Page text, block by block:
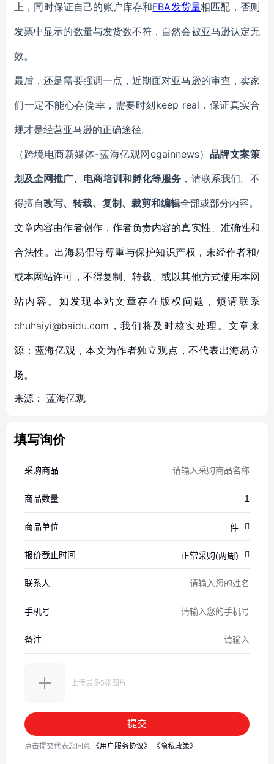
上，同时保证自己的账户库存和FBA发货量相匹配，否则
发票中显示的数量与发货数不符，自然会被亚马逊认定无
效。
最后，还是需要强调一点，近期面对亚马逊的审查，卖家
们一定不能心存侥幸，需要时刻keep real，保证真实合
规才是经营亚马逊的正确途径。
（跨境电商新媒体-蓝海亿观网egainnews） 品牌文案策
划及全网推广、电商培训和孵化等服务 ，请联系我们。不
得擅自改写、转载、复制、裁剪和编辑全部或部分内容。
文章内容由作者创作，作者负责内容的真实性、准确性和
合法性。出海易倡导尊重与保护知识产权，未经作者和/
或本网站许可，不得复制、转载、或以其他方式使用本网
站内容。如发现本站文章存在版权问题，烦请联系
chuhaiyi@baidu.com，我们将及时核实处理。文章来
源：蓝海亿观，本文为作者独立观点，不代表出海易立
场。
来源： 蓝海亿观
填写询价